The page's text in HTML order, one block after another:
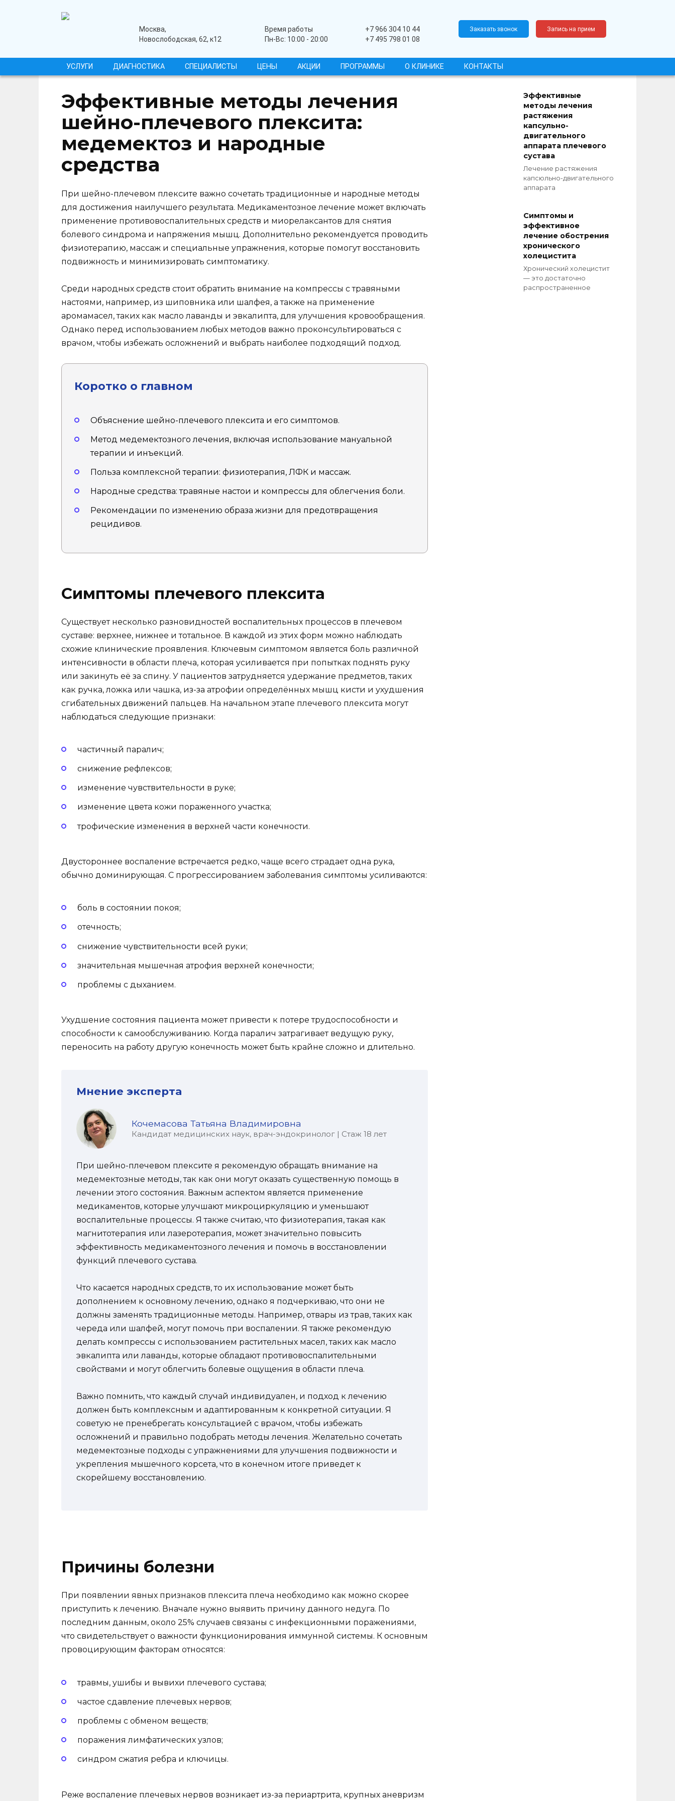
медицинский центрМосква,
Новослободская, 62, к12
Время работы
Пн-Вс: 10:00 - 20:00
+7 966 304 10 44
+7 495 798 01 08
Заказать звонок Запись на прием
УСЛУГИ ДИАГНОСТИКА СПЕЦИАЛИСТЫ ЦЕНЫ АКЦИИ ПРОГРАММЫ О КЛИНИКЕ КОНТАКТЫ
Эффективные методы лечения
шейно-плечевого плексита:
медемектоз и народные
средства
При шейно-плечевом плексите важно сочетать традиционные и народные методы
для достижения наилучшего результата. Медикаментозное лечение может включать
применение противовоспалительных средств и миорелаксантов для снятия
болевого синдрома и напряжения мышц. Дополнительно рекомендуется проводить
физиотерапию, массаж и специальные упражнения, которые помогут восстановить
подвижность и минимизировать симптоматику.
Среди народных средств стоит обратить внимание на компрессы с травяными
настоями, например, из шиповника или шалфея, а также на применение
аромамасел, таких как масло лаванды и эвкалипта, для улучшения кровообращения.
Однако перед использованием любых методов важно проконсультироваться с
врачом, чтобы избежать осложнений и выбрать наиболее подходящий подход.
Коротко о главном
Объяснение шейно-плечевого плексита и его симптомов.
Метод медемектозного лечения, включая использование мануальной
терапии и инъекций.
Польза комплексной терапии: физиотерапия, ЛФК и массаж.
Народные средства: травяные настои и компрессы для облегчения боли.
Рекомендации по изменению образа жизни для предотвращения
рецидивов.
Симптомы плечевого плексита
Существует несколько разновидностей воспалительных процессов в плечевом
суставе: верхнее, нижнее и тотальное. В каждой из этих форм можно наблюдать
схожие клинические проявления. Ключевым симптомом является боль различной
интенсивности в области плеча, которая усиливается при попытках поднять руку
или закинуть её за спину. У пациентов затрудняется удержание предметов, таких
как ручка, ложка или чашка, из-за атрофии определённых мышц кисти и ухудшения
сгибательных движений пальцев. На начальном этапе плечевого плексита могут
наблюдаться следующие признаки:
частичный паралич;
снижение рефлексов;
изменение чувствительности в руке;
изменение цвета кожи пораженного участка;
трофические изменения в верхней части конечности.
Двустороннее воспаление встречается редко, чаще всего страдает одна рука,
обычно доминирующая. С прогрессированием заболевания симптомы усиливаются:
боль в состоянии покоя;
отечность;
снижение чувствительности всей руки;
значительная мышечная атрофия верхней конечности;
проблемы с дыханием.
Ухудшение состояния пациента может привести к потере трудоспособности и
способности к самообслуживанию. Когда паралич затрагивает ведущую руку,
переносить на работу другую конечность может быть крайне сложно и длительно.
Мнение эксперта
Кочемасова Татьяна Владимировна
Кандидат медицинских наук, врач-эндокринолог | Стаж 18 лет
При шейно-плечевом плексите я рекомендую обращать внимание на
медемектозные методы, так как они могут оказать существенную помощь в
лечении этого состояния. Важным аспектом является применение
медикаментов, которые улучшают микроциркуляцию и уменьшают
воспалительные процессы. Я также считаю, что физиотерапия, такая как
магнитотерапия или лазеротерапия, может значительно повысить
эффективность медикаментозного лечения и помочь в восстановлении
функций плечевого сустава.
Что касается народных средств, то их использование может быть
дополнением к основному лечению, однако я подчеркиваю, что они не
должны заменять традиционные методы. Например, отвары из трав, таких как
череда или шалфей, могут помочь при воспалении. Я также рекомендую
делать компрессы с использованием растительных масел, таких как масло
эвкалипта или лаванды, которые обладают противовоспалительными
свойствами и могут облегчить болевые ощущения в области плеча.
Важно помнить, что каждый случай индивидуален, и подход к лечению
должен быть комплексным и адаптированным к конкретной ситуации. Я
советую не пренебрегать консультацией с врачом, чтобы избежать
осложнений и правильно подобрать методы лечения. Желательно сочетать
медемектозные подходы с упражнениями для улучшения подвижности и
укрепления мышечного корсета, что в конечном итоге приведет к
скорейшему восстановлению.
Причины болезни
При появлении явных признаков плексита плеча необходимо как можно скорее
приступить к лечению. Вначале нужно выявить причину данного недуга. По
последним данным, около 25% случаев связаны с инфекционными поражениями,
что свидетельствует о важности функционирования иммунной системы. К основным
провоцирующим факторам относятся:
травмы, ушибы и вывихи плечевого сустава;
частое сдавление плечевых нервов;
проблемы с обменом веществ;
поражения лимфатических узлов;
синдром сжатия ребра и ключицы.
Реже воспаление плечевых нервов возникает из-за периартрита, крупных аневризм
Эффективные
методы лечения
растяжения
капсульно-
двигательного
аппарата плечевого
сустава
Лечение растяжения
капсюльно-двигательного
аппарата
Симптомы и
эффективное
лечение обострения
хронического
холецистита
Хронический холецистит
— это достаточно
распространенное